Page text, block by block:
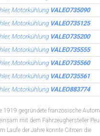
Motorkühlung VALEO735090
Motorkühlung VALEO735125
Motorkühlung VALEO735200
Motorkühlung VALEO735555
Motorkühlung VALEO735560
Motorkühlung VALEO735561
Motorkühlung VALEO883774
1919 gegründete französische
mit dem Fahrzeughersteller
Laufe der Jahre konnte Citroen die